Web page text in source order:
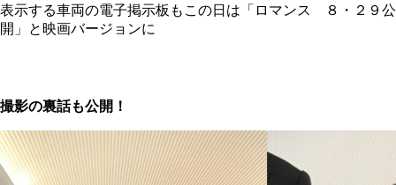
表示する車両の電子掲示板もこの日は「ロマンス ８・２９公
開」と映画バージョンに
撮影の裏話も公開！